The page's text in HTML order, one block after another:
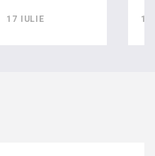
17 IULIE 16